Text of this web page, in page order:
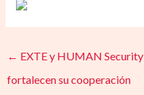
← EXTE y HUMAN Security
fortalecen su cooperación